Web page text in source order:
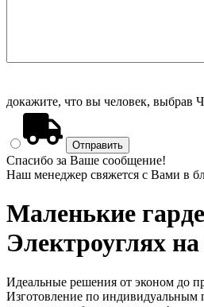
докажите, что вы человек, выбрав
Спасибо за Ваше сообщение!
Наш менеджер свяжется с Вами в
Маленькие
Электроуглях на
Идеальные решения от эконом до
Изготовление по